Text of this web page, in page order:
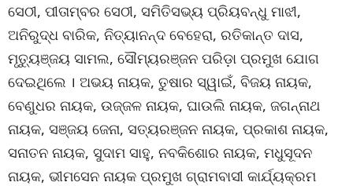
ସେଠୀ, ପୀତାମ୍ବର ସେଠୀ, ସମିତିସଭ୍ୟ ପ୍ରିୟବନ୍ଧୁ ମାଝୀ,
ଅନିରୁଦ୍ଧ ବାରିକ, ନିତ୍ୟାନନ୍ଦ ବେହେରା, ରତିକାନ୍ତ ଦାସ,
ମୃତ୍ୟୁଞ୍ଜୟ ସାମଲ, ସୌମ୍ୟରଞ୍ଜନ ପରିଡ଼ା ପ୍ରମୁଖ ଯୋଗ
ଦେଇଥିଲେ । ଅଭୟ ନାୟକ, ତୁଷାର ସ୍ୱାଇଁ, ବିଜୟ ନାୟକ,
ବେଣୁଧର ନାୟକ, ଉଜ୍ଜଳ ନାୟକ, ଘାଉଲି ନାୟକ, ଜଗନ୍ନାଥ
ନାୟକ, ସଞ୍ଜୟ ଜେନା, ସତ୍ୟରଞ୍ଜନ ନାୟକ, ପ୍ରକାଶ ନାୟକ,
ସନାତନ ନାୟକ, ସୁଦାମ ସାହୁ, ନବକିଶୋର ନାୟକ, ମଧୁସୂଦନ
ନାୟକ, ଭୀମସେନ ନାୟକ ପ୍ରମୁଖ ଗ୍ରାମବାସୀ କାର୍ଯ୍ୟକ୍ରମ